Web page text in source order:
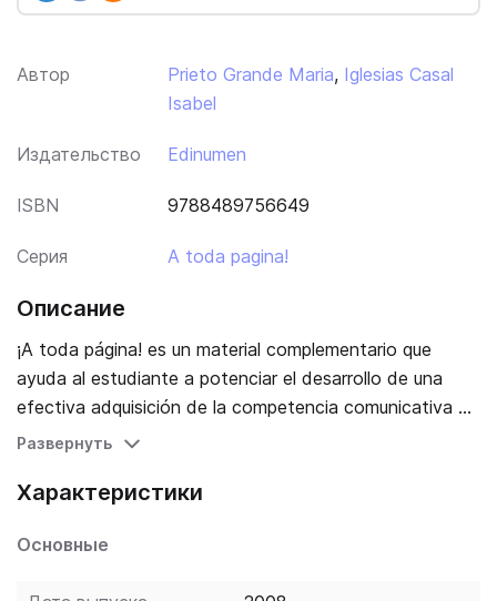
Автор Prieto Grande Maria, Iglesias Casal
Isabel
Издательство Edinumen
ISBN 9788489756649
Серия A toda pagina!
Описание
¡A toda página! es un material complementario que
ayuda al estudiante a potenciar el desarrollo de una
efectiva adquisición de la competencia comunicativa y
de sus capacidades creativas. Este libro se presenta
inspiradas en las diferentes secciones de un periódico,
español mediante tareas. Material basado en el
Развернуть
Характеристики
Основные